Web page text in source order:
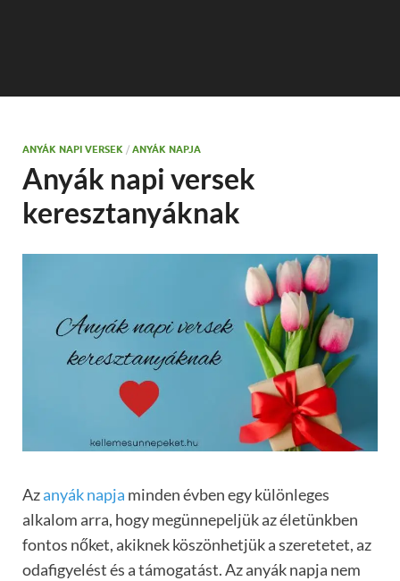
ANYÁK NAPI VERSEK / ANYÁK NAPJA
Anyák napi versek
keresztanyáknak
Azanyák napja minden évben egy különleges
alkalom arra, hogy megünnepeljük az életünkben
fontos nőket, akiknek köszönhetjük a szeretetet, az
odafigyelést és a támogatást. Az anyák napja nem